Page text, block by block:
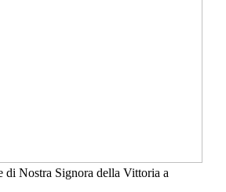
di Nostra Signora della Vittoria a